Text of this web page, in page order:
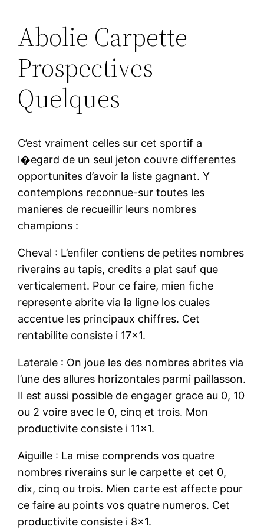
Abolie Carpette –
Prospectives
Quelques
C’est vraiment celles sur cet sportif a
l�egard de un seul jeton couvre differentes
opportunites d’avoir la liste gagnant. Y
contemplons reconnue-sur toutes les
manieres de recueillir leurs nombres
champions :
Cheval : L’enfiler contiens de petites nombres
riverains au tapis, credits a plat sauf que
verticalement. Pour ce faire, mien fiche
represente abrite via la ligne los cuales
accentue les principaux chiffres. Cet
rentabilite consiste i 17×1.
Laterale : On joue les des nombres abrites via
l’une des allures horizontales parmi paillasson.
Il est aussi possible de engager grace au 0, 10
ou 2 voire avec le 0, cinq et trois. Mon
productivite consiste i 11×1.
Aiguille : La mise comprends vos quatre
nombres riverains sur le carpette et cet 0,
dix, cinq ou trois. Mien carte est affecte pour
ce faire au points vos quatre numeros. Cet
productivite consiste i 8×1.